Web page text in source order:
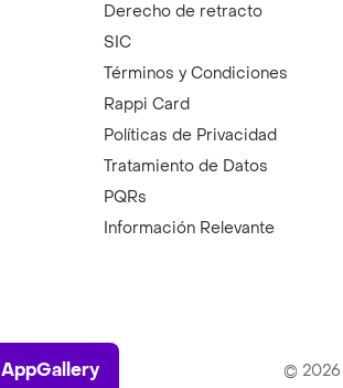
Derecho de retracto
SIC
Términos y Condiciones
Rappi Card
Políticas de Privacidad
Tratamiento de Datos
PQRs
Información Relevante
AppGallery
AppGallery © 2026